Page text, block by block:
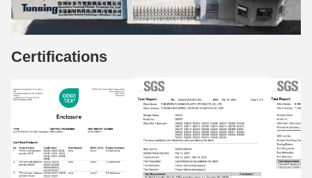
Certifications